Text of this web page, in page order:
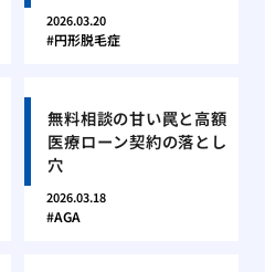
2026.03.20
円形脱毛症
無料相談の甘い罠と高額
医療ローン契約の落とし
穴
2026.03.18
AGA